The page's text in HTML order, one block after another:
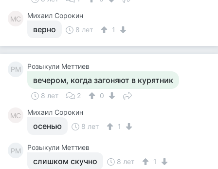
МС Михаил Сорокин
верно 8 лет 1
РМ Розыкули Меттиев
вечером, когда загоняют в курятник
8 лет 2 0
МС Михаил Сорокин
осенью 8 лет 1
РМ Розыкули Меттиев
слишком скучно 8 лет 1